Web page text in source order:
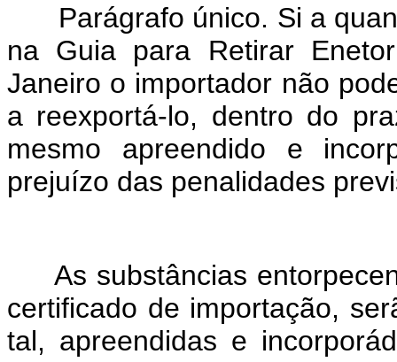
Parágrafo único. Si a
na Guia para Retirar
Janeiro o importador não
a reexportá-lo, dentro do
mesmo apreendido e
prejuízo das penalidades
As substâncias
certificado de importação,
tal, apreendidas e